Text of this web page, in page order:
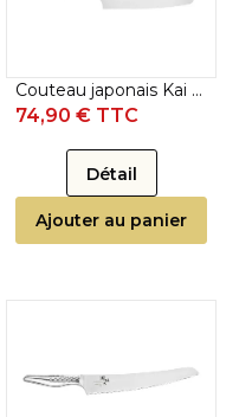
Couteau japonais Kai Seki Magoroku Shoso - Couteau nakiri 16,5 cm
74,90 € TTC
Détail
Ajouter au panier